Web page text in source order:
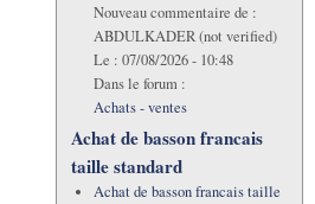
Nouveau commentaire de :
ABDULKADER (not verified)
Le : 07/08/2026 - 10:48
Dans le forum :
Achats - ventes
Achat de basson francais
taille standard
Achat de basson francais taille